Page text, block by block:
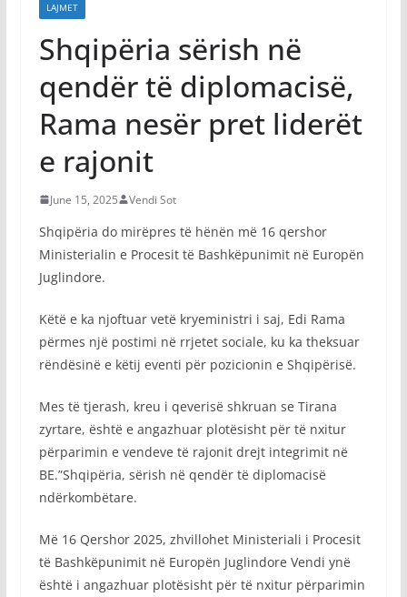
LAJMET
Shqipëria sërish në
qendër të diplomacisë,
Rama nesër pret liderët
e rajonit
June 15, 2025 Vendi Sot
Shqipëria do mirëpres të hënën më 16 qershor
Ministerialin e Procesit të Bashkëpunimit në Europën
Juglindore.
Këtë e ka njoftuar vetë kryeministri i saj, Edi Rama
përmes një postimi në rrjetet sociale, ku ka theksuar
rëndësinë e këtij eventi për pozicionin e Shqipërisë.
Mes të tjerash, kreu i qeverisë shkruan se Tirana
zyrtare, është e angazhuar plotësisht për të nxitur
përparimin e vendeve të rajonit drejt integrimit në
BE.”Shqipëria, sërish në qendër të diplomacisë
ndërkombëtare.
Më 16 Qershor 2025, zhvillohet Ministeriali i Procesit
të Bashkëpunimit në Europën Juglindore Vendi ynë
është i angazhuar plotësisht për të nxitur përparimin